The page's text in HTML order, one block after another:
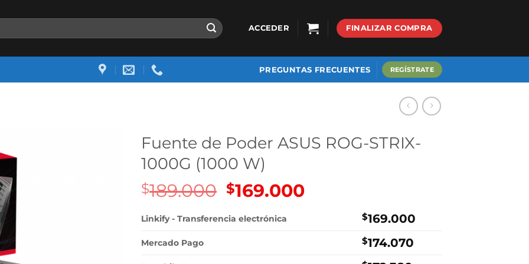
ACCEDER FINALIZAR COMPRA
PREGUNTAS FRECUENTES REGÍSTRATE
Fuente de Poder ASUS ROG-STRIX-
1000G (1000 W)
$189.000 El
precio
original
$169.000El
$169.000.
Linkify - Transferencia electrónica $169.000
Mercado Pago $174.070